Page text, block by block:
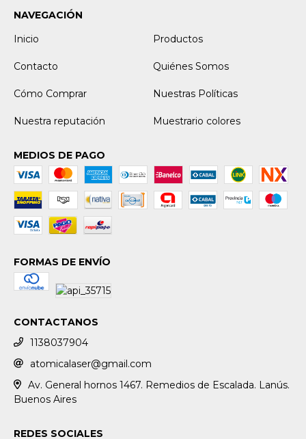
NAVEGACIÓN
Inicio
Productos
Contacto Quiénes Somos
Cómo Comprar Nuestras Políticas
Nuestra reputación Muestrario colores
MEDIOS DE PAGO
FORMAS DE ENVÍO
CONTACTANOS
1138037904
atomicalaser@gmail.com
Av. General hornos 1467. Remedios de Escalada. Lanús.
Buenos Aires
REDES SOCIALES